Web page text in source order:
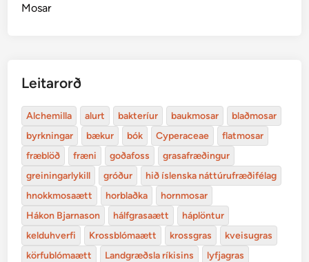
Mosar
Leitarorð
Alchemilla alurt bakteríur baukmosar
blaðmosar
byrkningar
bækur bók Cyperaceae
flatmosar
fræblöð
fræni goðafoss
grasafræðingur
greiningarlykill
gróður
hið íslenska náttúrufræðifélag
hnokkmosaætt
horblaðka
hornmosar
Hákon Bjarnason
hálfgrasaætt
háplöntur
kelduhverfi
Krossblómaætt krossgras
kveisugras
körfublómaætt
Landgræðsla ríkisins
lyfjagras